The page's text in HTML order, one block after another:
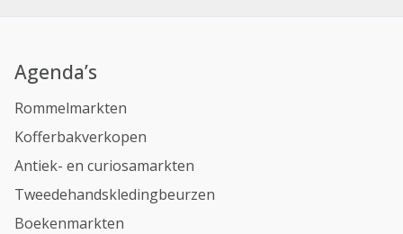
Agenda’s
Rommelmarkten
Kofferbakverkopen
Antiek- en curiosamarkten
Tweedehandskledingbeurzen
Boekenmarkten